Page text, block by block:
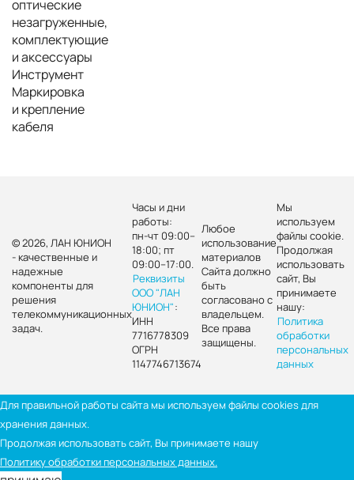
оптические
незагруженные,
комплектующие
и аксессуары
Инструмент
Маркировка
и крепление
кабеля
© 2026, ЛАН ЮНИОН
- качественные и
надежные
компоненты для
решения
телекоммуникационных
задач.
Часы и дни
работы:
пн-чт 09:00–
18:00; пт
09:00–17:00.
Реквизиты
ООО "ЛАН
ЮНИОН":
ИНН
7716778309
ОГРН
1147746713674
Любое
использование
материалов
Сайта должно
быть
согласовано с
владельцем.
Все права
защищены.
Мы
используем
файлы cookie.
Продолжая
использовать
сайт, Вы
принимаете
нашу:
Политика
обработки
персональных
данных
Для правильной работы сайта мы используем файлы cookies для
хранения данных.
Продолжая использовать сайт, Вы принимаете нашу
Политику обработки персональных данных.